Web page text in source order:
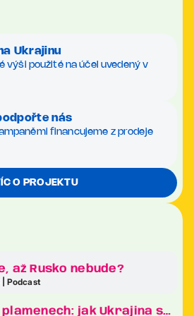
Ukrajinu
výši použité na účel uvedený v
nás
financujeme z prodeje
O PROJEKTU
až Rusko nebude?
| Podcast
Krym v plamenech: jak Ukrajina sráží Putinův klenot na kolena